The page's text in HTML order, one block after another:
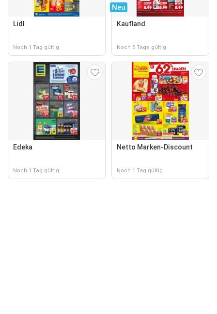
Lidl
Noch 1 Tag gültig
Neu
Kaufland
Noch 5 Tage gültig
Edeka
Noch 1 Tag gültig
Netto Marken-Discount
Noch 1 Tag gültig